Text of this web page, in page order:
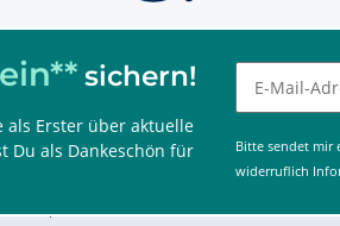
sichern!
Erster über aktuelle
Du als Dankeschön für
Bitte sendet mir
widerruflich
einlösbar und 60 Tage gültig.
2026